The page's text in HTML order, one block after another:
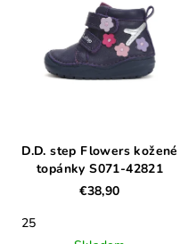
D.D. step Flowers kožené
topánky S071-42821
€38,90
25